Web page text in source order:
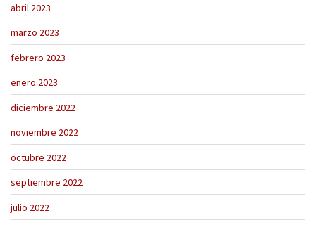
abril 2023
marzo 2023
febrero 2023
enero 2023
diciembre 2022
noviembre 2022
octubre 2022
septiembre 2022
julio 2022